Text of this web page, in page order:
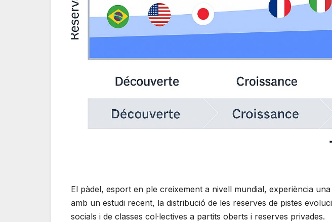
El pàdel, esport en ple creixement a nivell mundial, experiència
amb un estudi recent, la distribució de les reserves de pistes
socials i de classes col·lectives a partits oberts i reserves privades.